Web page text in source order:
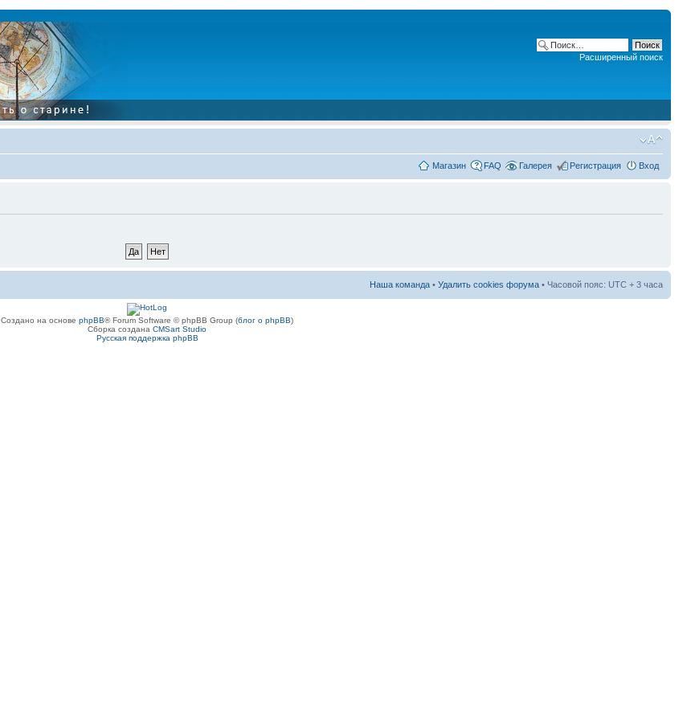
Расширенный поиск
Магазин FAQ Галерея Регистрация Вход
Наша команда • Удалить cookies форума • Часовой пояс: UTC + 3 часа
Создано на основе phpBB® Forum Software © phpBB Group (блог о phpBB)
Сборка создана CMSart Studio
Русская поддержка phpBB